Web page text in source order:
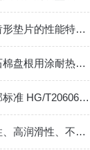
了解标准金属齿形垫片的性能特点和应用场合
优质铅粉油浸石棉盘根用涂耐热润滑油和石墨的石棉线编织而成
石棉垫片化工部标准 HG/T20606-2009
四氟板以密封性、高润滑性、不粘性、电绝缘性和耐老化性而闻名